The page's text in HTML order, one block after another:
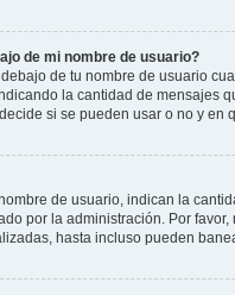
de mi nombre de usuario?
de tu nombre de usuario
la cantidad de mensajes
si se pueden usar o no y
de usuario, indican la
por la administración. Por
hasta incluso pueden